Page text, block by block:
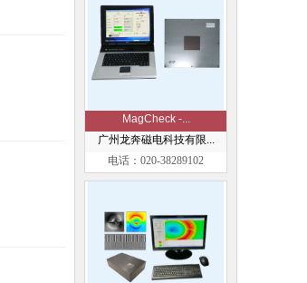
MagCheck -...
广州龙奔磁电科技有限...
电话：020-38289102